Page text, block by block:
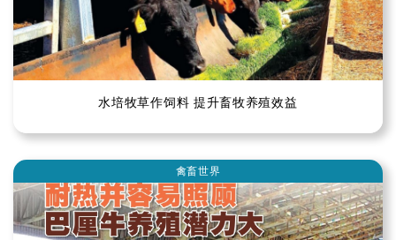
水培牧草作饲料 提升畜牧养殖效益
禽畜世界